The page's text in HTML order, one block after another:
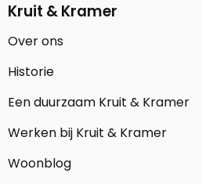
Kruit & Kramer
Over ons
Historie
Een duurzaam Kruit & Kramer
Werken bij Kruit & Kramer
Woonblog